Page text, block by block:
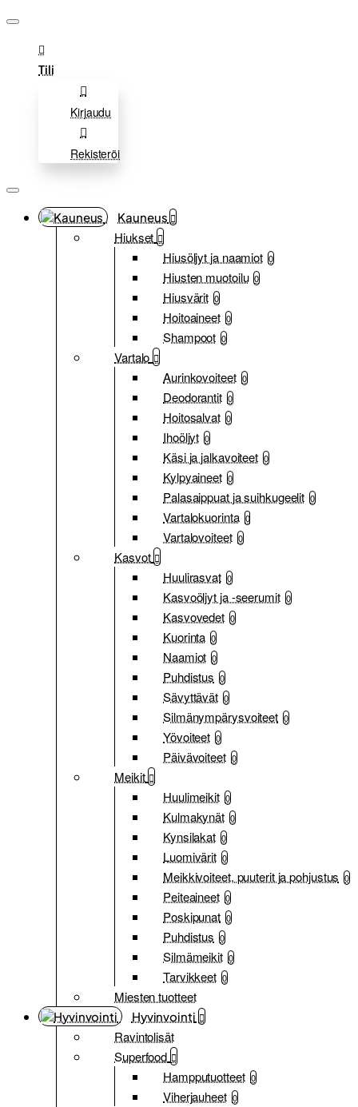
Tili
Kirjaudu
Rekisteröi
Kauneus
Hiukset
Hiusöljyt ja naamiot 0
Hiusten muotoilu 0
Hiusvärit 0
Hoitoaineet 0
Shampoot 0
Vartalo
Aurinkovoiteet 0
Deodorantit 0
Hoitosalvat 0
Ihoöljyt 0
Käsi ja jalkavoiteet 0
Kylpyaineet 0
Palasaippuat ja suihkugeelit 0
Vartalokuorinta 0
Vartalovoiteet 0
Kasvot
Huulirasvat 0
Kasvoöljyt ja -seerumit 0
Kasvovedet 0
Kuorinta 0
Naamiot 0
Puhdistus 0
Sävyttävät 0
Silmänympärysvoiteet 0
Yövoiteet 0
Päivävoiteet 0
Meikit
Huulimeikit 0
Kulmakynät 0
Kynsilakat 0
Luomivärit 0
Meikkivoiteet, puuterit ja pohjustus 0
Peiteaineet 0
Poskipunat 0
Puhdistus 0
Silmämeikit 0
Tarvikkeet 0
Miesten tuotteet
Hyvinvointi
Ravintolisät
Superfood
Hampputuotteet 0
Viherjauheet 0